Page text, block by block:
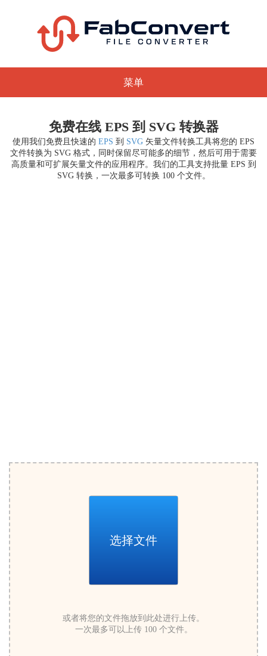
菜单
免费在线 EPS 到 SVG 转换器
使用我们免费且快速的 EPS 到 SVG 矢量文件转换工具将您的 EPS
文件转换为 SVG 格式，同时保留尽可能多的细节，然后可用于需要
高质量和可扩展矢量文件的应用程序。我们的工具支持批量 EPS 到
SVG 转换，一次最多可转换 100 个文件。
选择文件
或者将您的文件拖放到此处进行上传。
一次最多可以上传 100 个文件。